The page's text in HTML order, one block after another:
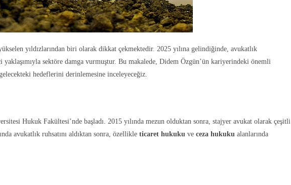
yıldızlarından biri olarak dikkat çekmektedir. 2025 yılına gelindiğinde, avukatlık
yaklaşımıyla sektöre damga vurmuştur. Bu makalede, Didem Özgün’ün kariyerindeki önemli
hedeflerini derinlemesine inceleyeceğiz.
Hukuk Fakültesi’nde başladı. 2015 yılında mezun olduktan sonra, stajyer avukat olarak çeşitli
avukatlık ruhsatını aldıktan sonra, özellikle ticaret hukuku ve ceza hukuku alanlarında